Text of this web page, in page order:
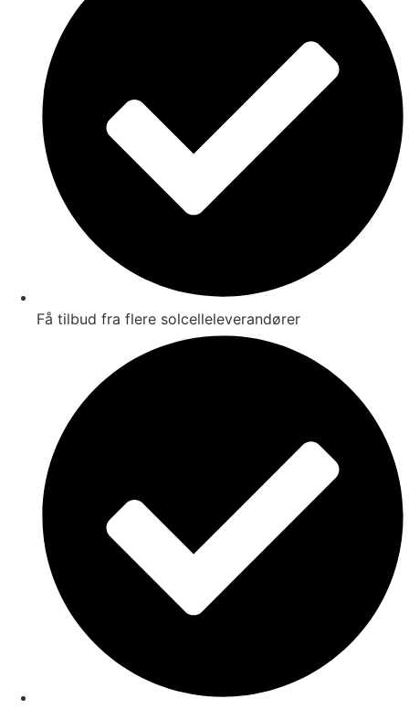
Få tilbud fra flere solcelleleverandører